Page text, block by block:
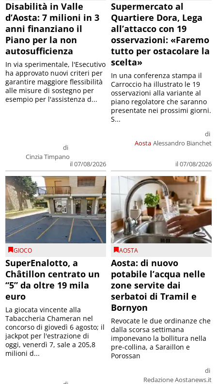
Disabilità in Valle
d’Aosta: 7 milioni in 3
anni finanziano il
Piano per la non
autosufficienza
di
Cinzia Timpano
il 07/08/2026
In via sperimentale, l'Esecutivo
ha approvato nuovi criteri per
garantire maggiore flessibilità
alle misure di sostegno per
esempio per l'assistenza d...
Supermercato al
Quartiere Dora, Lega
all’attacco con 19
osservazioni: «Faremo
tutto per ostacolare la
scelta»
Aosta
di
Alessandro Bianchet
il 07/08/2026
In una conferenza stampa il
Carroccio ha illustrato le 19
osservazioni alla variante al
piano regolatore che saranno
presentate nei prossimi giorni.
S...
GIOCO
SuperEnalotto, a
Châtillon centrato un
“5” da oltre 19 mila
euro
La giocata vincente alla
Tabaccheria Chameran nel
concorso di giovedì 6 agosto; il
jackpot per l'estrazione di
oggi, venerdì 7, sale a 205,8
milioni d...
AOSTA
Aosta: di nuovo
potabile l’acqua nelle
zone servite dai
serbatoi di Tramil e
Bornyon
di
Redazione Aostanews.it
Revocate le due ordinanze che
dalla scorsa settimana
imponevano la bollitura nella
pre-collina, a Saraillon e
Porossan